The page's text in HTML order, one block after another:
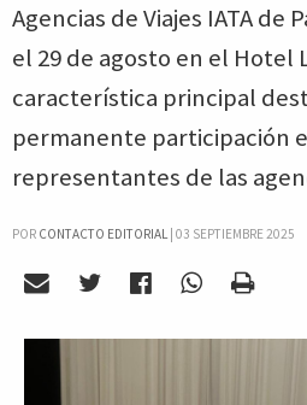
Agencias de Viajes IATA de
el 29 de agosto en el Hotel
característica principal
permanente participación
representantes de las
POR CONTACTO EDITORIAL| 03 SEPTIEMBRE 2025